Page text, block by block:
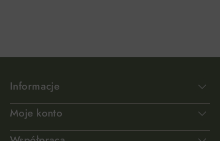
Informacje
Moje konto